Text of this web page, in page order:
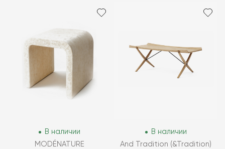
В наличии
MODÉNATURE
В наличии
And Tradition (&Tradition)